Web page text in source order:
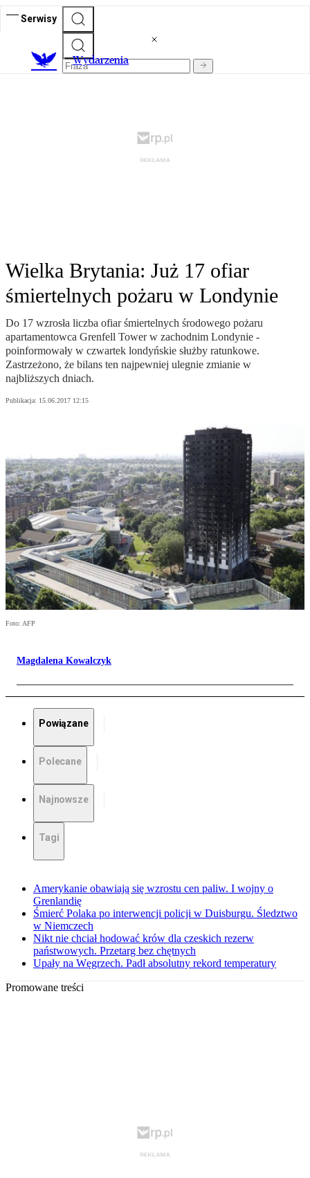
Serwisy
Wydarzenia
Wielka Brytania: Już 17 ofiar
śmiertelnych pożaru w Londynie
Do 17 wzrosła liczba ofiar śmiertelnych środowego pożaru
apartamentowca Grenfell Tower w zachodnim Londynie -
poinformowały w czwartek londyńskie służby ratunkowe.
Zastrzeżono, że bilans ten najpewniej ulegnie zmianie w
najbliższych dniach.
Publikacja: 15.06.2017 12:15
Foto: AFP
Magdalena Kowalczyk
Powiązane
Polecane
Najnowsze
Tagi
Amerykanie obawiają się wzrostu cen paliw. I wojny o
Grenlandię
Śmierć Polaka po interwencji policji w Duisburgu. Śledztwo
w Niemczech
Nikt nie chciał hodować krów dla czeskich rezerw
państwowych. Przetarg bez chętnych
Upały na Węgrzech. Padł absolutny rekord temperatury
Promowane treści